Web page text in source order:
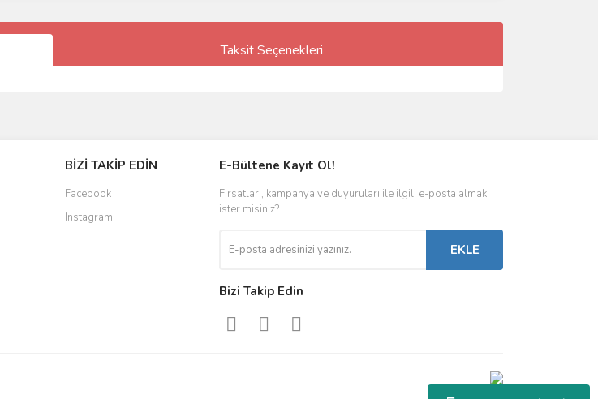
Taksit Seçenekleri
BİZİ TAKİP EDİN
Facebook
Instagram
E-Bültene Kayıt Ol!
Fırsatları, kampanya ve duyuruları ile ilgili e-posta almak
ister misiniz?
EKLE
Bizi Takip Edin